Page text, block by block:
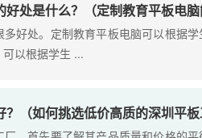
处是什么？（定制教育平板电脑
好处。定制教育平板电脑可以根据
以根据学生 ...
（如何挑选低价高质的深圳平板